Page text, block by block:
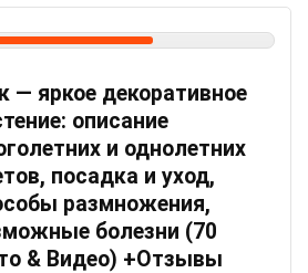
— яркое декоративное
описание
и однолетних
посадка и уход,
размножения,
болезни (70
& Видео) +Отзывы